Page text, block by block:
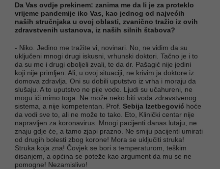
Da Vas ovdje prekinem: zanima me da li je za proteklo
vrijeme pandemije iko Vas, kao jednog od najvećih
naših stručnjaka u ovoj oblasti, zvanično tražio iz ovih
zdravstvenih ustanova, iz naših silnih štabova?
- Niko. Jedino me tražite vi, novinari. No, ne vidim da su
uključeni mnogi drugi iskusni, vrhunski doktori. Tačno je i to
da su me i drugi oboljeli zvali, te da dr. Pašagić nije jedini
koji nije primljen. Ali, u ovoj situaciji, ne krivim ja doktore iz
domova zdravlja. Oni su dobili uputstvo iz vrha i moraju da
slušaju. A to uputstvo ne pije vode. Ljudi su učahureni, ne
mogu ići mimo toga. Ne može neko biti vođa zdravstvenog
sistema, a nije kompetentan. Prof. Sebija Izetbegović hoće
da vodi sve to, ali ne može to tako. Eto, Klinički centar nije
napravljen za koronavirus. Mnogi pacijenti danas lutaju, ne
znaju gdje će, a tamo zjapi prazno. Ne smiju pacijenti umirati
od drugih bolesti zbog korone! Mora se uključiti struka!
Struka koja zna! Čovjek se bori s temperaturom, teškim
disanjem, a općina se poteže kao argument da mu se ne
pomogne! Nezamislivo!